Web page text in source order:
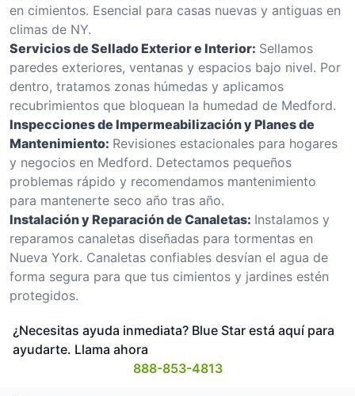
en cimientos. Esencial para casas nuevas y antiguas en
climas de NY.
Servicios de Sellado Exterior e Interior: Sellamos
paredes exteriores, ventanas y espacios bajo nivel. Por
dentro, tratamos zonas húmedas y aplicamos
recubrimientos que bloquean la humedad de Medford.
Inspecciones de Impermeabilización y Planes de
Mantenimiento: Revisiones estacionales para hogares
y negocios en Medford. Detectamos pequeños
problemas rápido y recomendamos mantenimiento
para mantenerte seco año tras año.
Instalación y Reparación de Canaletas: Instalamos y
reparamos canaletas diseñadas para tormentas en
Nueva York. Canaletas confiables desvían el agua de
forma segura para que tus cimientos y jardines estén
protegidos.
¿Necesitas ayuda inmediata? Blue Star está aquí para
ayudarte. Llama ahora
888-853-4813